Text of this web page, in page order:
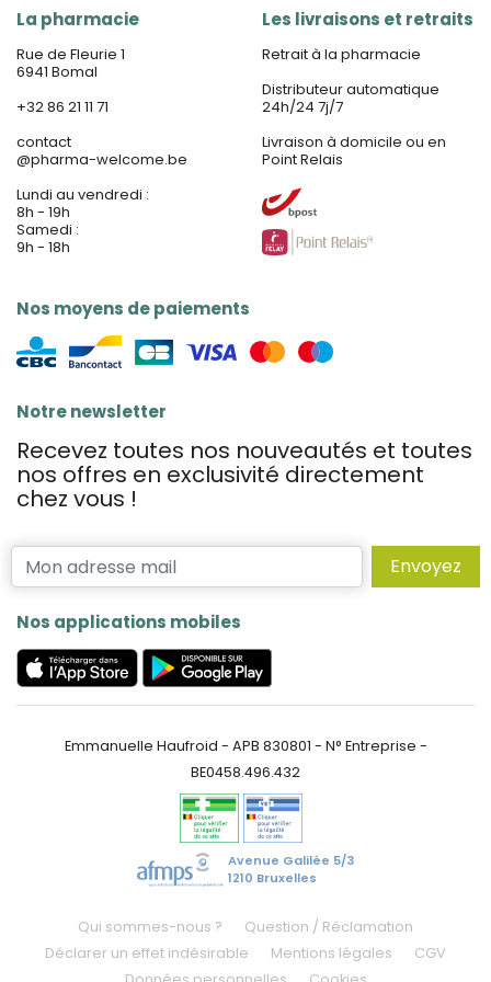
La pharmacie
Rue de Fleurie 1
6941 Bomal
+32 86 21 11 71
contact
@pharma-welcome.be
Lundi au vendredi :
8h - 19h
Samedi :
9h - 18h
Nos moyens de paiements
Les livraisons et retraits
Retrait à la pharmacie
Distributeur automatique
24h/24 7j/7
Livraison à domicile ou en
Point Relais
Notre newsletter
Recevez toutes nos nouveautés et toutes
nos offres en exclusivité directement
chez vous !
Envoyez
Nos applications mobiles
Emmanuelle Haufroid - APB 830801 - N° Entreprise -
BE0458.496.432
Avenue Galilée 5/3
1210 Bruxelles
Qui sommes-nous ?
Question / Réclamation
Déclarer un effet indésirable
Mentions légales
CGV